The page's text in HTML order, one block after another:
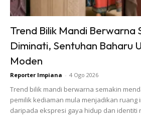
Trend Bilik Mandi Berwarna
Diminati, Sentuhan Baharu
Moden
Reporter Impiana - 4 Ogo 2026
Trend bilik mandi berwarna semakin
pemilik kediaman mula menjadikan ruang
daripada ekspresi gaya hidup dan identiti